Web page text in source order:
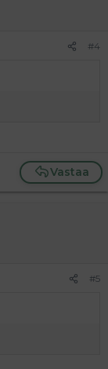
#4
Vastaa
#5